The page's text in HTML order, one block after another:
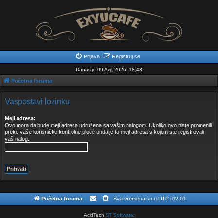
Prijava Registruj se
Danas je 09 Avg 2026, 18:43
Početna foruma
Vaspostavi lozinku
Mejl adresa:
Ovo mora da bude mejl adresa udružena sa vašim nalogom. Ukoliko ovo niste promenili
preko vaše korisničke kontrolne ploče onda je to mejl adresa s kojom ste registrovali
vaš nalog.
Početna foruma Sva vremena su u UTC+02:00
AcidTech ST Software